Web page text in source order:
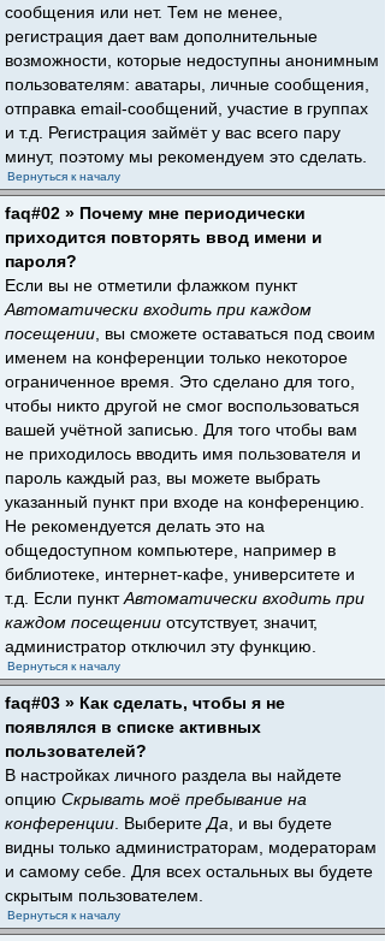
сообщения или нет. Тем не менее,
регистрация дает вам дополнительные
возможности, которые недоступны анонимным
пользователям: аватары, личные сообщения,
отправка email-сообщений, участие в группах
и т.д. Регистрация займёт у вас всего пару
минут, поэтому мы рекомендуем это сделать.
Вернуться к началу
faq#02 » Почему мне периодически
приходится повторять ввод имени и
пароля?
Если вы не отметили флажком пункт
Автоматически входить при каждом
посещении , вы сможете оставаться под своим
именем на конференции только некоторое
ограниченное время. Это сделано для того,
чтобы никто другой не смог воспользоваться
вашей учётной записью. Для того чтобы вам
не приходилось вводить имя пользователя и
пароль каждый раз, вы можете выбрать
указанный пункт при входе на конференцию.
Не рекомендуется делать это на
общедоступном компьютере, например в
библиотеке, интернет-кафе, университете и
т.д. Если пунктАвтоматически входить при
каждом посещении отсутствует, значит,
администратор отключил эту функцию.
Вернуться к началу
faq#03 » Как сделать, чтобы я не
появлялся в списке активных
пользователей?
В настройках личного раздела вы найдете
опцию Скрывать моё пребывание на
конференции . Выберите Да , и вы будете
видны только администраторам, модераторам
и самому себе. Для всех остальных вы будете
скрытым пользователем.
Вернуться к началу